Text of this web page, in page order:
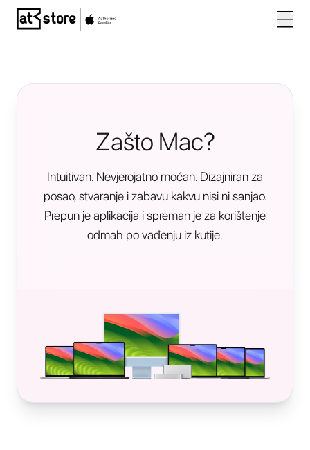
Posjetite početnu stranicu AT Store
Zašto Mac?
Intuitivan. Nevjerojatno moćan. Dizajniran za
posao, stvaranje i zabavu kakvu nisi ni sanjao.
Prepun je aplikacija i spreman je za korištenje
odmah po vađenju iz kutije.